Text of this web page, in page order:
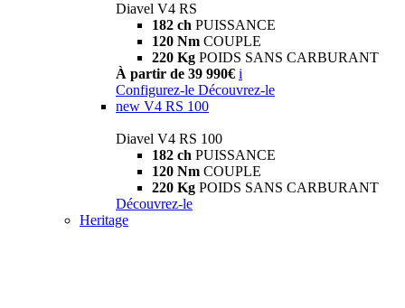
Diavel V4 RS
182 ch PUISSANCE
120 Nm COUPLE
220 Kg POIDS SANS CARBURANT
À partir de 39 990€ i
Configurez-le Découvrez-le
new V4 RS 100
Diavel V4 RS 100
182 ch PUISSANCE
120 Nm COUPLE
220 Kg POIDS SANS CARBURANT
Découvrez-le
Heritage